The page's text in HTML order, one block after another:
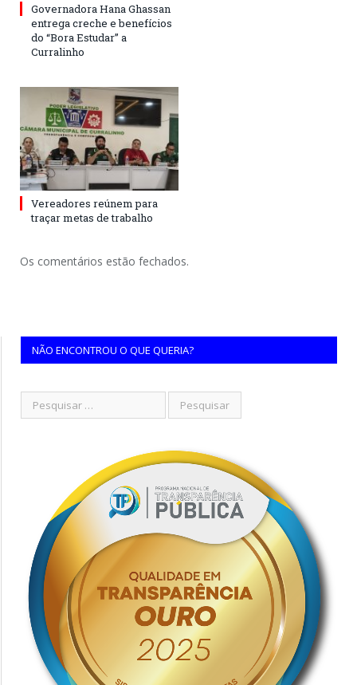
Governadora Hana Ghassan
entrega creche e benefícios
do “Bora Estudar” a
Curralinho
Vereadores reúnem para
traçar metas de trabalho
Os comentários estão fechados.
NÃO ENCONTROU O QUE QUERIA?